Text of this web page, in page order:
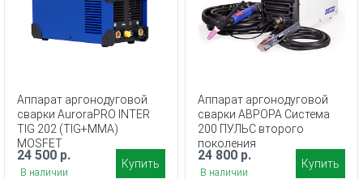
Аппарат аргонодуговой
сварки AuroraPRO INTER
TIG 202 (TIG+MMA)
MOSFET
24 500 р.
В наличии
Купить
Аппарат аргонодуговой
сварки АВРОРА Система
200 ПУЛЬС второго
поколения
24 800 р.
В наличии
Купить